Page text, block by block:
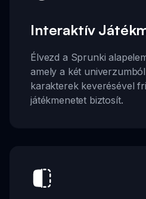
Interaktív
Élvezd a Sprunki
amely a két
karakterek keverésével
játékmenetet biztosít.